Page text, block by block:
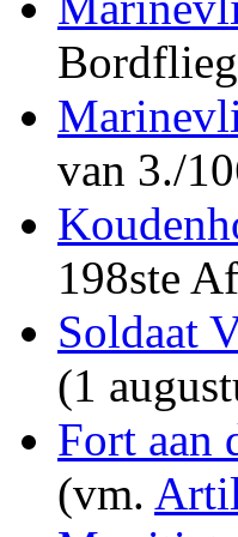
van 3./
198ste
Soldaat
(1
Fort aan
(vm.